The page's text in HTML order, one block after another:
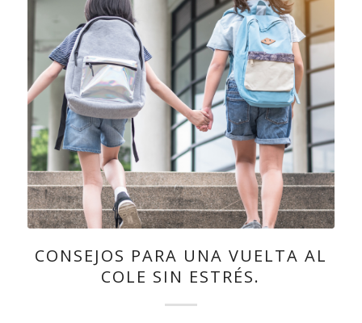
CONSEJOS PARA UNA VUELTA AL
COLE SIN ESTRÉS.